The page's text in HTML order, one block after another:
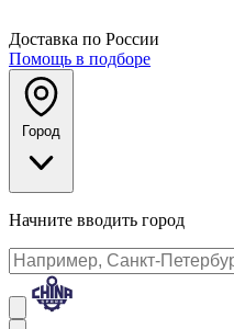
Доставка по России
Помощь в подборе
Город
Начните вводить город